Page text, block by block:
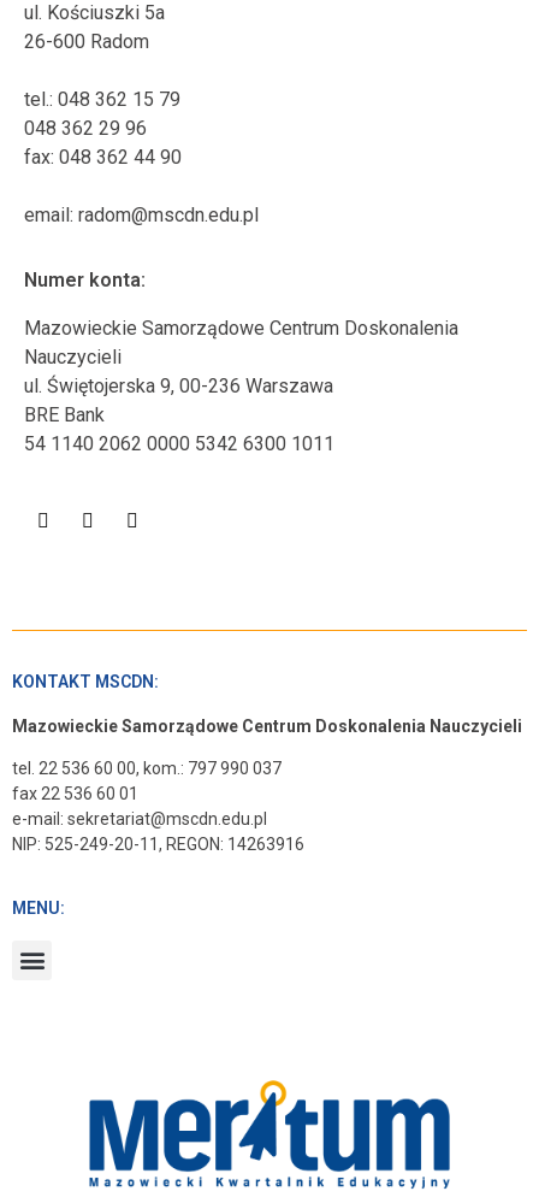
ul. Kościuszki 5a
26-600 Radom
tel.: 048 362 15 79
048 362 29 96
fax: 048 362 44 90
email: radom@mscdn.edu.pl
Numer konta:
Mazowieckie Samorządowe Centrum Doskonalenia
Nauczycieli
ul. Świętojerska 9, 00-236 Warszawa
BRE Bank
54 1140 2062 0000 5342 6300 1011
KONTAKT MSCDN:
Mazowieckie Samorządowe Centrum Doskonalenia Nauczycieli
tel. 22 536 60 00, kom.: 797 990 037
fax 22 536 60 01
e-mail: sekretariat@mscdn.edu.pl
NIP: 525-249-20-11, REGON: 14263916
MENU: